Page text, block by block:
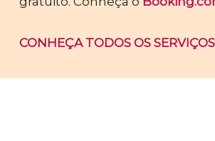
CONHEÇA TODOS OS